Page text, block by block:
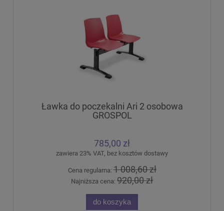
Ławka do poczekalni Ari 2 osobowa
GROSPOL
785,00 zł
zawiera 23% VAT, bez kosztów dostawy
Cena regularna:1 008,60 zł
Najniższa cena: 920,00 zł
do koszyka